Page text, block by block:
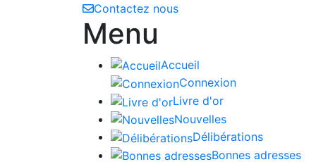
Contactez nous
Menu
Accueil
Connexion
Livre d'or
Nouvelles
Délibérations
Bonnes adresses